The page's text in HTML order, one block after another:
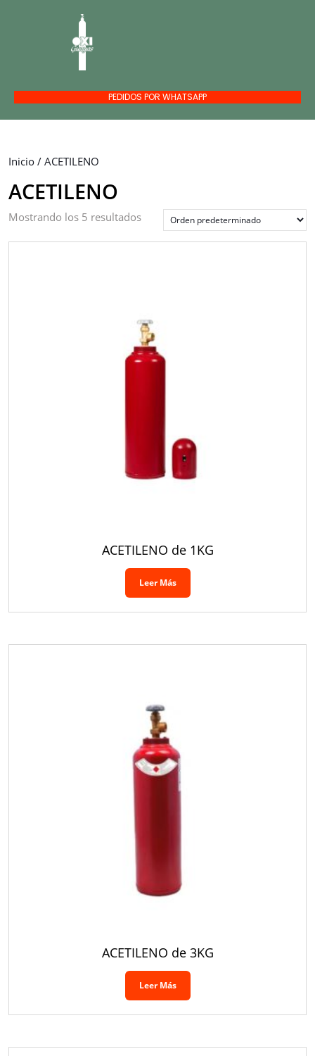
PEDIDOS POR WHATSAPP
Inicio / ACETILENO
ACETILENO
Mostrando los 5 resultados
ACETILENO de 1KG
Leer Más
ACETILENO de 3KG
Leer Más